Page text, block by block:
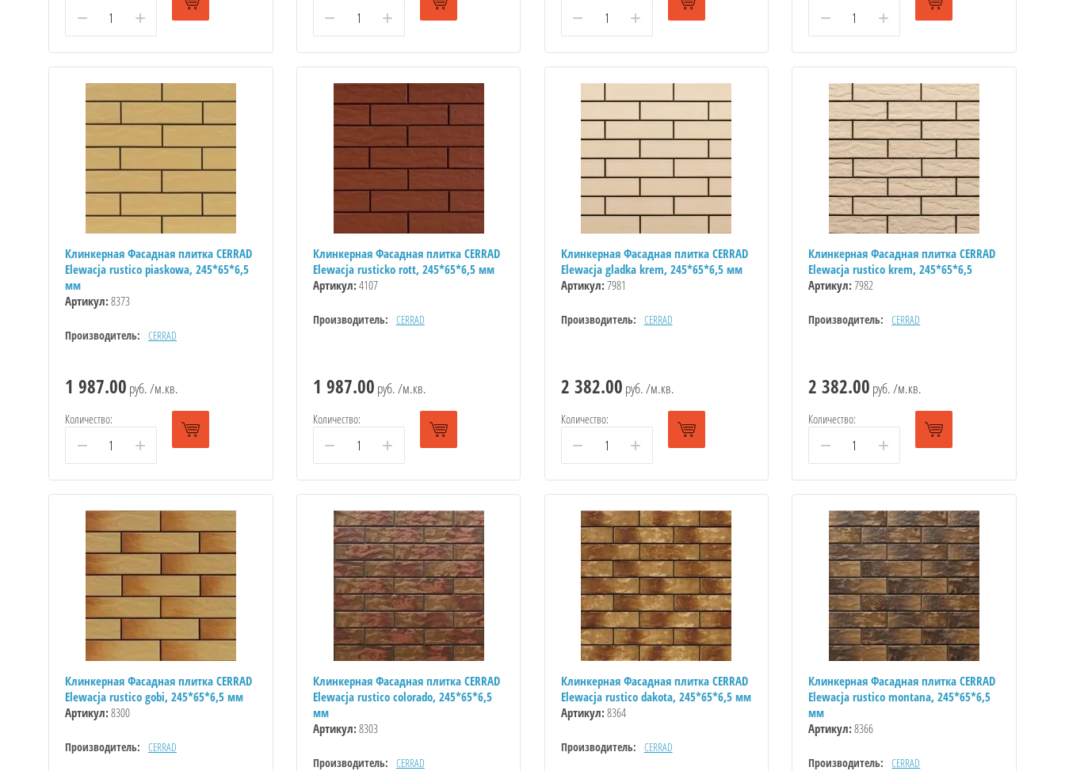
− + − + − + − +
Клинкерная Фасадная плитка CERRAD
Elewacja rustico piaskowa, 245*65*6,5
мм
Артикул:8373
Производитель: CERRAD
1 987.00 руб. /м.кв.
Количество:
− +
Клинкерная Фасадная плитка CERRAD
Elewacja rusticko rott, 245*65*6,5 мм
Артикул:4107
Производитель: CERRAD
1 987.00 руб. /м.кв.
Количество:
− +
Клинкерная Фасадная плитка CERRAD
Elewacja gladka krem, 245*65*6,5 мм
Артикул:7981
Производитель: CERRAD
2 382.00 руб. /м.кв.
Количество:
− +
Клинкерная Фасадная плитка CERRAD
Elewacja rustico krem, 245*65*6,5
Артикул:7982
Производитель: CERRAD
2 382.00 руб. /м.кв.
Количество:
− +
Клинкерная Фасадная плитка CERRAD
Elewacja rustico gobi, 245*65*6,5 мм
Артикул:8300
Производитель: CERRAD
Клинкерная Фасадная плитка CERRAD
Elewacja rustico colorado, 245*65*6,5
мм
Артикул:8303
Производитель: CERRAD
Клинкерная Фасадная плитка CERRAD
Elewacja rustico dakota, 245*65*6,5 мм
Артикул:8364
Производитель: CERRAD
Клинкерная Фасадная плитка CERRAD
Elewacja rustico montana, 245*65*6,5
мм
Артикул:8366
Производитель: CERRAD